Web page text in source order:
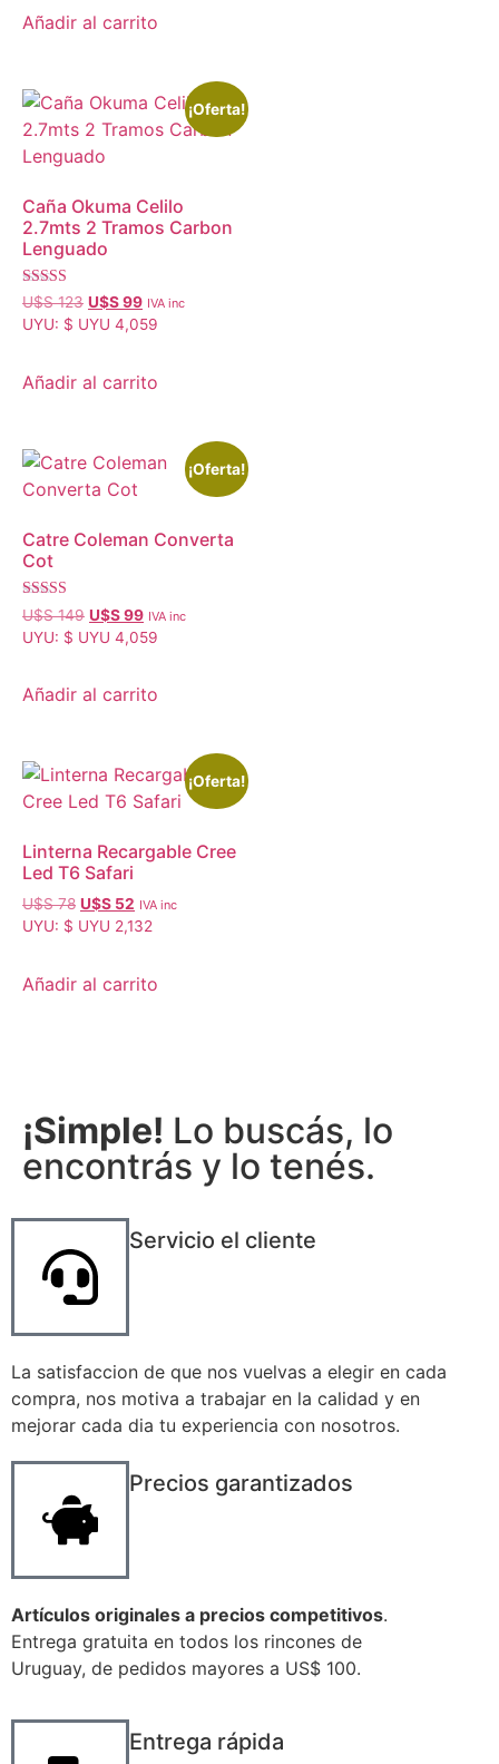
Añadir al carrito
¡Oferta!
Caña Okuma Celilo
2.7mts 2 Tramos Carbon
Lenguado
Valorado con
5.00
de 5
U$S123 U$S99 IVA inc
UYU: $ UYU 4,059
Añadir al carrito
¡Oferta!
Catre Coleman Converta
Cot
Valorado con
5.00
de 5
U$S149 U$S99 IVA inc
UYU: $ UYU 4,059
Añadir al carrito
¡Oferta!
Linterna Recargable Cree
Led T6 Safari
U$S78 U$S 52 IVA inc
UYU: $ UYU 2,132
Añadir al carrito
¡Simple! Lo buscás, lo
encontrás y lo tenés.
Servicio el cliente
La satisfaccion de que nos vuelvas a elegir en cada
compra, nos motiva a trabajar en la calidad y en
mejorar cada dia tu experiencia con nosotros.
Precios garantizados
Artículos originales a precios competitivos.
Entrega gratuita en todos los rincones de
Uruguay, de pedidos mayores a US$ 100.
Entrega rápida